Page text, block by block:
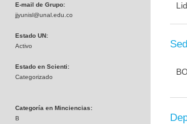
E-mail de Grupo:
jjyunisl@unal.edu.co
Estado UN:
Activo
Estado en Scienti:
Categorizado
Categoría en Minciencias:
B